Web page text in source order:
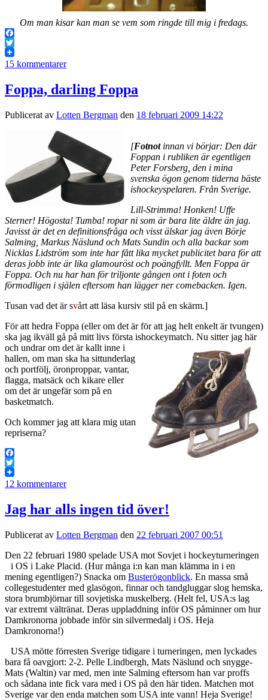
Om man kisar kan man se vem som ringde till mig i fredags.
Facebook
Twitter
15 kommentarer
Foppa, darling Foppa
Publicerat av Lotten Bergman den 18 februari 2009 14:22
[Fotnotinnan vi börjar: Den där
Foppan i rubliken är egentligen
Peter Forsberg, den i mina
svenska ögon genom tiderna bäste
ishockeyspelaren. Från Sverige.
Lill-Strimma! Honken! Uffe
Sterner! Högosta! Tumba! ropar ni som är bara lite äldre än jag.
Javisst är det en definitionsfråga och visst älskar jag även Börje
Salming, Markus Näslund och Mats Sundin och alla backar som
Nicklas Lidström som inte har fått lika mycket publicitet bara för att
deras jobb inte är lika glamouröst och poängfyllt. Men Foppa är
Foppa. Och nu har han för triljonte gången ont i foten och
förmodligen i själen eftersom han lägger ner comebacken. Igen.
Tusan vad det är svårt att läsa kursiv stil på en skärm.]
För att hedra Foppa (eller om det är för att jag helt enkelt är tvungen)
ska jag ikväll gå på mitt livs första ishockeymatch. Nu sitter jag här
och undrar om det är kallt inne i
hallen, om man ska ha sittunderlag
och portfölj, öronproppar, vantar,
flagga, matsäck och kikare eller
om det är ungefär som på en
basketmatch.
Och kommer jag att klara mig utan
repriserna?
Facebook
Twitter
12 kommentarer
Jag har alls ingen tid över!
Publicerat av Lotten Bergman den 22 februari 2007 00:51
Den 22 februari 1980 spelade USA mot Sovjet i hockeyturneringen
i OS i Lake Placid. (Hurmånga i:n kan man klämma in i en
mening egentligen?) Snacka om Busterögonblick. En massa små
collegestudenter med glasögon, finnar och tandgluggar slog hemska,
stora brumbjörnar till sovjetiska muskelberg. (Helt fel, USA:s lag
var extremt vältränat. Deras uppladdning inför OS påminner om hur
Damkronorna jobbade inför sin silvermedalj i OS. Heja
Damkronorna!)
USA mötte förresten Sverige tidigare i turneringen, men lyckades
bara få oavgjort: 2-2. Pelle Lindbergh, Mats Näslund och snygge-
Mats (Waltin) var med, men inte Salming eftersom han var proffs
och sådana inte fick vara med i OS på den här tiden. Matchen mot
Sverige var den enda matchen som USA inte vann! Heja Sverige!